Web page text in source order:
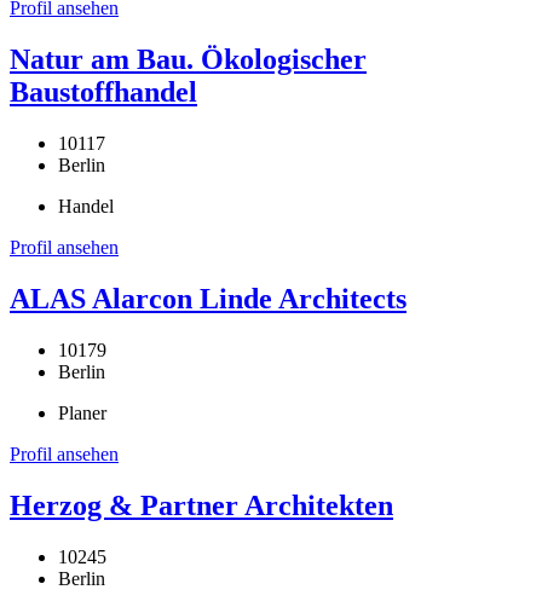
Profil ansehen
Natur am Bau. Ökologischer
Baustoffhandel
10117
Berlin
Handel
Profil ansehen
ALAS Alarcon Linde Architects
10179
Berlin
Planer
Profil ansehen
Herzog & Partner Architekten
10245
Berlin